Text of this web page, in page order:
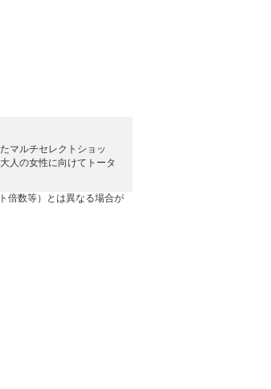
マルチセレクトショッ
人の女性に向けてトータ
倍数等）とは異なる場合が